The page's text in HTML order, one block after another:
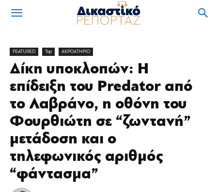
FEATURED Top ΑΚΡΟΑΤΗΡΙΟ
Δίκη υποκλοπών: Η
επίδειξη του Predator από
το Λαβράνο, η οθόνη του
Φουρθιώτη σε “ζωντανή”
μετάδοση και ο
τηλεφωνικός αριθμός
“φάντασμα”